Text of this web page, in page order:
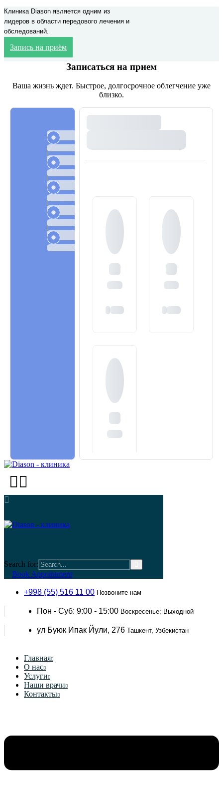
Клиника Diason является одним из
лидеров в области передового лечения и
обследований.
Запись на приём
Записаться на прием
Ваша жизнь ждет. Быстрое, долгосрочное облегчение уже
близко.
Search for:
Book Appointment
+998 (55) 516 11 00 Позвоните нам
Пон - Суб: 9:00 - 15:00 Воскресенье: Выходной
ул Буюк Ипак Йули, 276 Ташкент, Узбекистан
Главная
О нас
Услуги
Наши врачи
Контакты